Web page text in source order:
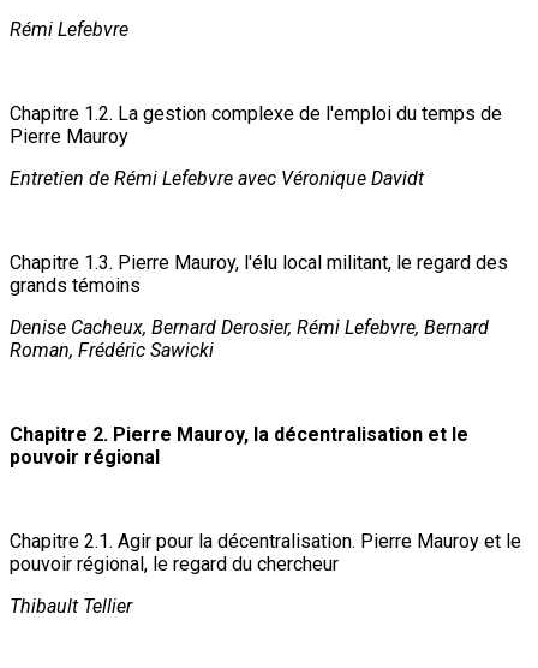
Rémi Lefebvre
Chapitre 1.2. La gestion complexe de l'emploi du temps de
Pierre Mauroy
Entretien de Rémi Lefebvre avec Véronique Davidt
Chapitre 1.3. Pierre Mauroy, l'élu local militant, le regard des
grands témoins
Denise Cacheux, Bernard Derosier, Rémi Lefebvre, Bernard
Roman, Frédéric Sawicki
Chapitre 2. Pierre Mauroy, la décentralisation et le
pouvoir régional
Chapitre 2.1. Agir pour la décentralisation. Pierre Mauroy et le
pouvoir régional, le regard du chercheur
Thibault Tellier